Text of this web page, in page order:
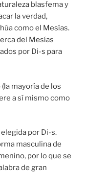
blasfema y
la verdad,
como el Mesías.
del Mesías
por Di-s para
mayoría de los
a sí mismo como
por Di-s.
masculina de
por lo que se
de gran